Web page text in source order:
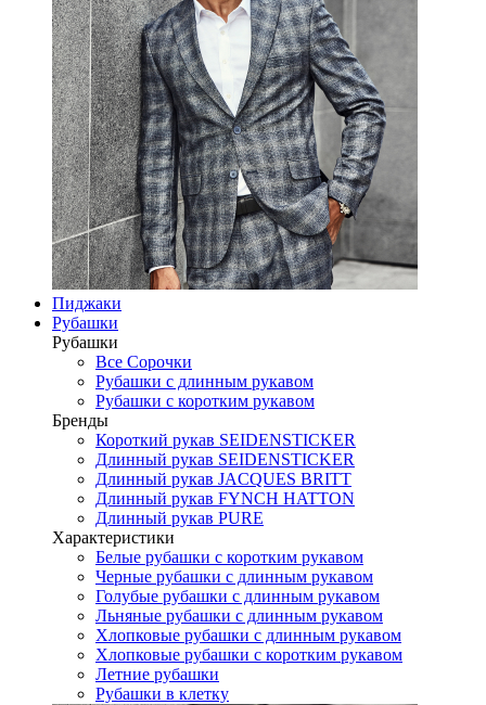
Пиджаки
Рубашки
Рубашки
Все Сорочки
Рубашки с длинным рукавом
Рубашки с коротким рукавом
Бренды
Короткий рукав SEIDENSTICKER
Длинный рукав SEIDENSTICKER
Длинный рукав JAСQUES BRITT
Длинный рукав FYNCH HATTON
Длинный рукав PURE
Характеристики
Белые рубашки с коротким рукавом
Черные рубашки с длинным рукавом
Голубые рубашки с длинным рукавом
Льняные рубашки с длинным рукавом
Хлопковые рубашки с длинным рукавом
Хлопковые рубашки с коротким рукавом
Летние рубашки
Рубашки в клетку